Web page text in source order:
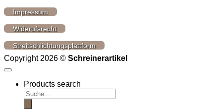
Impressum
Widerufsrecht
Streitschlichtungsplattform
Copyright 2026 © Schreinerartikel
Products search